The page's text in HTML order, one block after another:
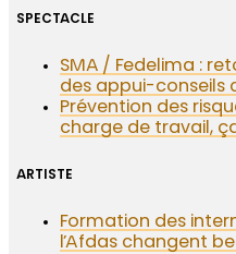
SPECTACLE
SMA / Fedelima :
des appui-conseils
Prévention des
charge de travail,
ARTISTE
Formation des
l’Afdas changent